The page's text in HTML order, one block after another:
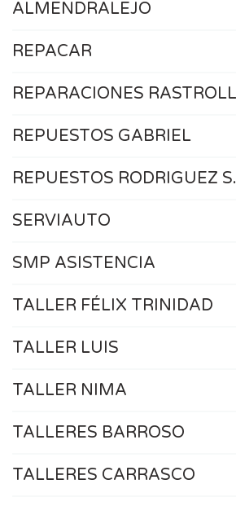
ALMENDRALEJO
REPACAR
REPARACIONES
REPUESTOS GABRIEL
REPUESTOS RODRIGUEZ
SERVIAUTO
SMP ASISTENCIA
TALLER FÉLIX TRINIDAD
TALLER LUIS
TALLER NIMA
TALLERES BARROSO
TALLERES CARRASCO